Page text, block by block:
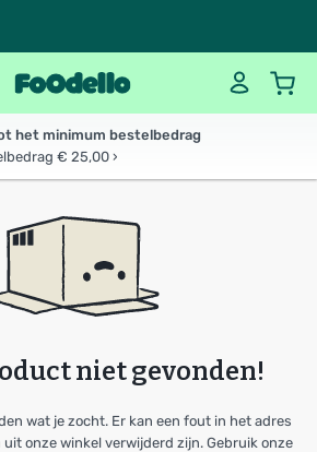
het minimum bestelbedrag
€ 25,00 ›
niet gevonden!
wat je zocht. Er kan een fout in het adres
onze winkel verwijderd zijn. Gebruik onze